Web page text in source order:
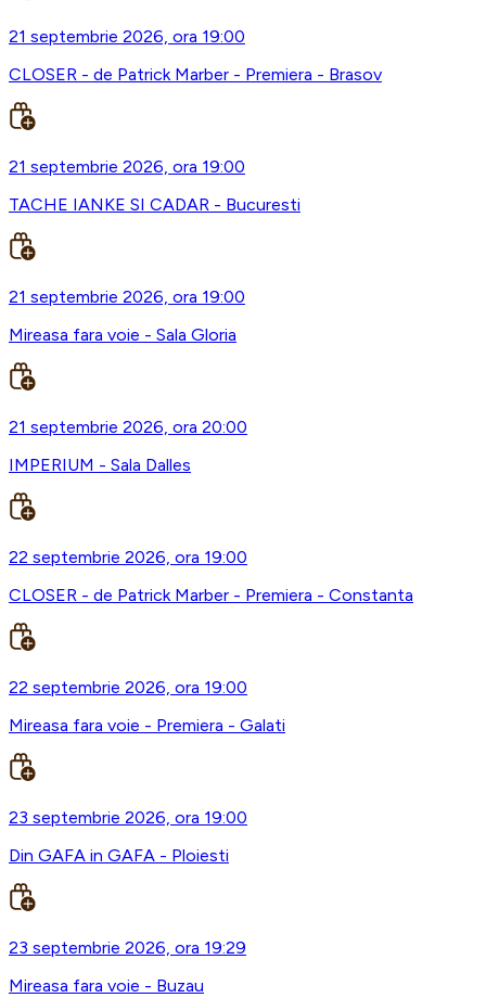
21 septembrie 2026, ora 19:00
CLOSER - de Patrick Marber - Premiera - Brasov
21 septembrie 2026, ora 19:00
TACHE IANKE SI CADAR - Bucuresti
21 septembrie 2026, ora 19:00
Mireasa fara voie - Sala Gloria
21 septembrie 2026, ora 20:00
IMPERIUM - Sala Dalles
22 septembrie 2026, ora 19:00
CLOSER - de Patrick Marber - Premiera - Constanta
22 septembrie 2026, ora 19:00
Mireasa fara voie - Premiera - Galati
23 septembrie 2026, ora 19:00
Din GAFA in GAFA - Ploiesti
23 septembrie 2026, ora 19:29
Mireasa fara voie - Buzau